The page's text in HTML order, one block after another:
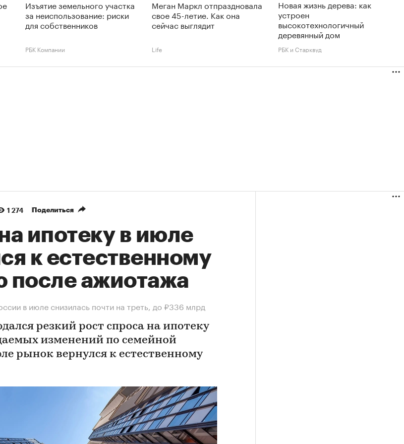
Изъятие земельного участка
за неиспользование: риски
для собственников
РБК Компании
Меган Маркл отпраздновала
свое 45-летие. Как она
сейчас выглядит
Life
Новая жизнь дерева: как
устроен
высокотехнологичный
деревянный дом
РБК и Старквуд
1 274 Поделиться
ипотеку в июле
к естественному
после ажиотажа
в июле снизилась почти на треть, до ₽336 млрд
резкий рост спроса на ипотеку
изменений по семейной
рынок вернулся к естественному